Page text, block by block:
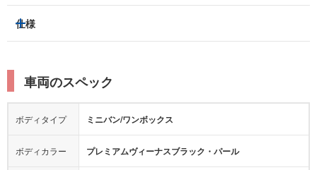
サンルーフ/ガラスルーフ
ルーフレール
エアロパーツ
ローダウン
ベンチシート
パワーシート
シートヒーター
カーナビ：メモリーナビ他
トラクションコントロール
レーンキープアシスト
横滑り防止装置
衝突被害軽減プレーキ
カメラ：バック
エアバッグ：
4エアバッグ
仕様
車両のスペック
ボディタイプ ミニバン/ワンボックス
ボディカラー プレミアムヴィーナスブラック・パール